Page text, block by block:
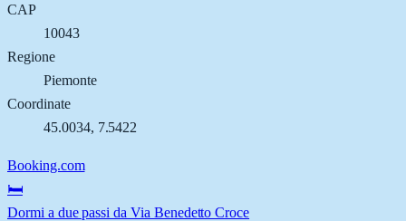
CAP
10043
Regione
Piemonte
Coordinate
45.0034, 7.5422
Booking.com
🛏️
Dormi a due passi da Via Benedetto Croce